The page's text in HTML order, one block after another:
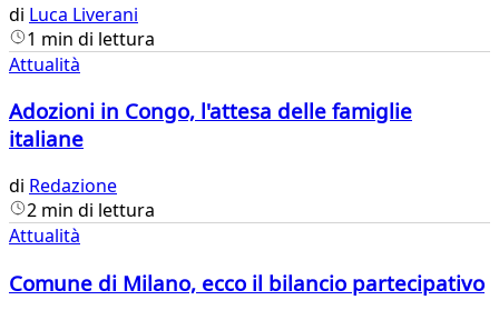
di Luca Liverani
1 min di lettura
Attualità
Adozioni in Congo, l'attesa delle famiglie
italiane
di Redazione
2 min di lettura
Attualità
Comune di Milano, ecco il bilancio partecipativo